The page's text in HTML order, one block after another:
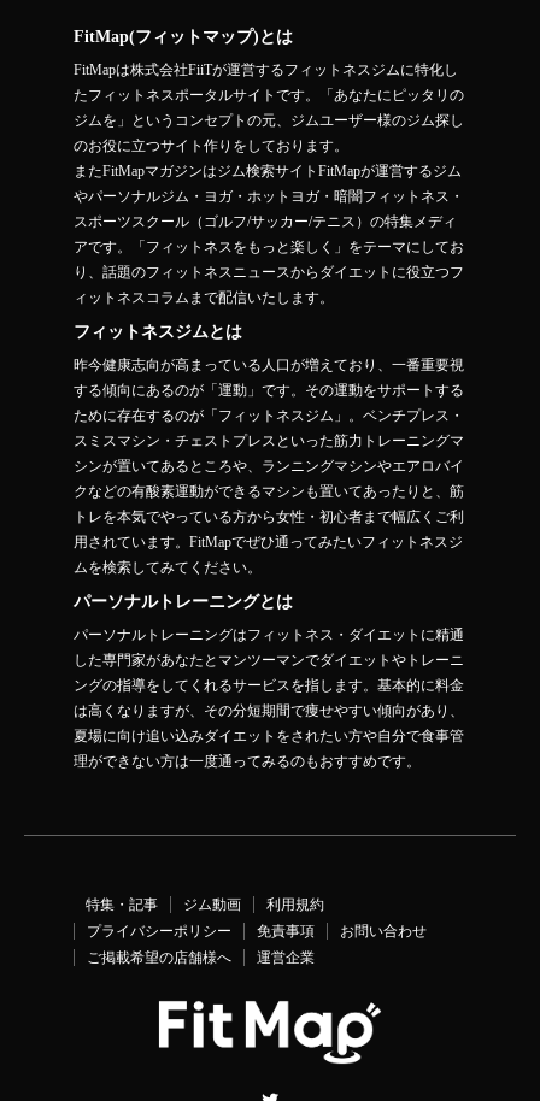
FitMap(フィットマップ)とは
FitMapは株式会社FiiTが運営するフィットネスジムに特化し
たフィットネスポータルサイトです。「あなたにピッタリの
ジムを」というコンセプトの元、ジムユーザー様のジム探し
のお役に立つサイト作りをしております。
またFitMapマガジンはジム検索サイトFitMapが運営するジム
やパーソナルジム・ヨガ・ホットヨガ・暗闇フィットネス・
スポーツスクール（ゴルフ/サッカー/テニス）の特集メディ
アです。「フィットネスをもっと楽しく」をテーマにしてお
り、話題のフィットネスニュースからダイエットに役立つフ
ィットネスコラムまで配信いたします。
フィットネスジムとは
昨今健康志向が高まっている人口が増えており、一番重要視
する傾向にあるのが「運動」です。その運動をサポートする
ために存在するのが「フィットネスジム」。ベンチプレス・
スミスマシン・チェストプレスといった筋力トレーニングマ
シンが置いてあるところや、ランニングマシンやエアロバイ
クなどの有酸素運動ができるマシンも置いてあったりと、筋
トレを本気でやっている方から女性・初心者まで幅広くご利
用されています。FitMapでぜひ通ってみたいフィットネスジ
ムを検索してみてください。
パーソナルトレーニングとは
パーソナルトレーニングはフィットネス・ダイエットに精通
した専門家があなたとマンツーマンでダイエットやトレーニ
ングの指導をしてくれるサービスを指します。基本的に料金
は高くなりますが、その分短期間で痩せやすい傾向があり、
夏場に向け追い込みダイエットをされたい方や自分で食事管
理ができない方は一度通ってみるのもおすすめです。
特集・記事 ジム動画
利用規約
プライバシーポリシー
免責事項
お問い合わせ
ご掲載希望の店舗様へ
運営企業